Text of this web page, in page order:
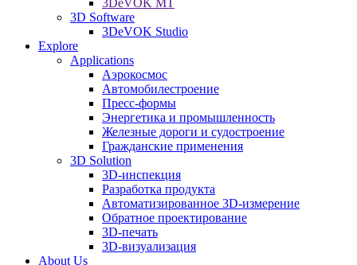
3DeVOK MT
3D Software
3DeVOK Studio
Explore
Applications
Аэрокосмос
Автомобилестроение
Пресс-формы
Энергетика и промышленность
Железные дороги и судостроение
Гражданские применения
3D Solution
3D-инспекция
Разработка продукта
Автоматизированное 3D-измерение
Обратное проектирование
3D-печать
3D-визуализация
About Us